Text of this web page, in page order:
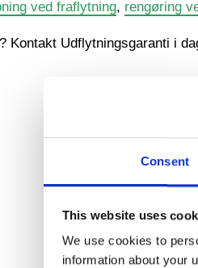
Consent
This website uses
We use cookies to
information about your
ved fraflytning, rengøring
Kontakt Udflytningsgaranti i